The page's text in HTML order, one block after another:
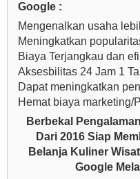
Google :
Mengenalkan usaha
Meningkatkan
Biaya Terjangkau dan
Aksesbilitas 24 Jam 1
Dapat meningkatkan
Hemat biaya marketing/
Berbekal
Dari 2016 Siap
Belanja Kuliner
Google